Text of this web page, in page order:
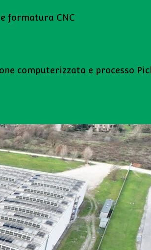
formatura CNC
computerizzata e processo